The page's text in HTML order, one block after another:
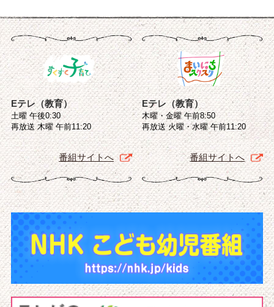
Eテレ（教育）
土曜 午後0:30
再放送 木曜 午前11:20
番組サイトへ
Eテレ（教育）
木曜・金曜 午前8:50
再放送 火曜・水曜 午前11:20
番組サイトへ